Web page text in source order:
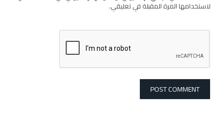
لاستخدامها المرة المقبلة في تعليقي.